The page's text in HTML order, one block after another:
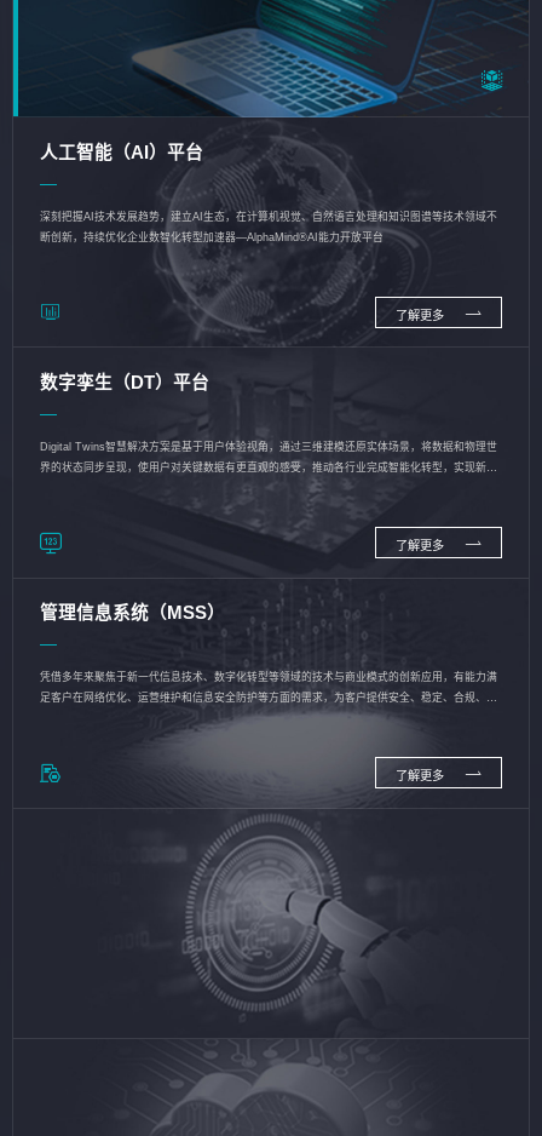
人工智能（AI）平台
深刻把握AI技术发展趋势，建立AI生态，在计算机视觉、自然语言处理和知识图谱等技术领域不
断创新，持续优化企业数智化转型加速器—AlphaMind®AI能力开放平台
了解更多
数字孪生（DT）平台
Digital Twins智慧解决方案是基于用户体验视角，通过三维建模还原实体场景，将数据和物理世
界的状态同步呈现，使用户对关键数据有更直观的感受，推动各行业完成智能化转型，实现新旧
了解更多
管理信息系统（MSS）
凭借多年来聚焦于新一代信息技术、数字化转型等领域的技术与商业模式的创新应用，有能力满
足客户在网络优化、运营维护和信息安全防护等方面的需求，为客户提供安全、稳定、合规、持
了解更多